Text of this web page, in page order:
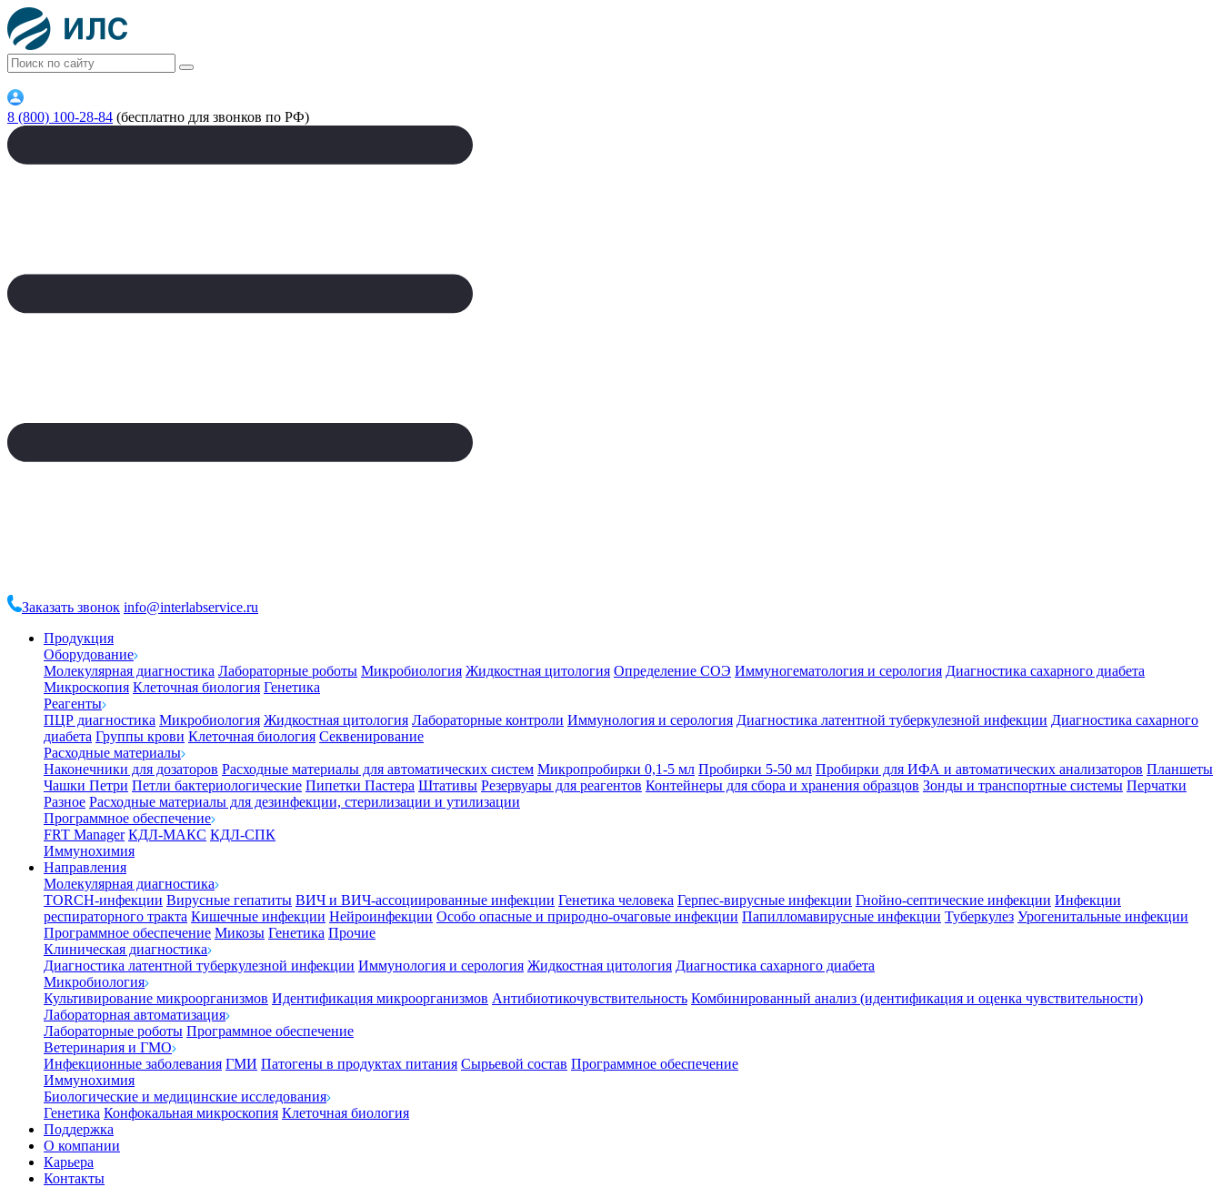
8 (800) 100-28-84 (бесплатно для звонков по РФ)
Заказать звонок info@interlabservice.ru
Продукция
Оборудование
Молекулярная диагностика Лабораторные роботы Микробиология Жидкостная цитология Определение СОЭ Иммуногематология и серология Диагностика сахарного диабета
Микроскопия Клеточная биология Генетика
Реагенты
ПЦР диагностика Микробиология Жидкостная цитология Лабораторные контроли Иммунология и серология Диагностика латентной туберкулезной инфекции Диагностика сахарного
диабета Группы крови Клеточная биология Секвенирование
Расходные материалы
Наконечники для дозаторов Расходные материалы для автоматических систем Микропробирки 0,1-5 мл Пробирки 5-50 мл Пробирки для ИФА и автоматических анализаторов Планшеты
Чашки Петри Петли бактериологические Пипетки Пастера Штативы Резервуары для реагентов Контейнеры для сбора и хранения образцов Зонды и транспортные системы Перчатки
Разное Расходные материалы для дезинфекции, стерилизации и утилизации
Программное обеспечение
FRT Manager КДЛ-МАКС КДЛ-СПК
Иммунохимия
Направления
Молекулярная диагностика
TORCH-инфекции Вирусные гепатиты ВИЧ и ВИЧ-ассоциированные инфекции Генетика человека Герпес-вирусные инфекции Гнойно-септические инфекции Инфекции
респираторного тракта Кишечные инфекции Нейроинфекции Особо опасные и природно-очаговые инфекции Папилломавирусные инфекции Туберкулез Урогенитальные инфекции
Программное обеспечение Микозы Генетика Прочие
Клиническая диагностика
Диагностика латентной туберкулезной инфекции Иммунология и серология Жидкостная цитология Диагностика сахарного диабета
Микробиология
Культивирование микроорганизмов Идентификация микроорганизмов Антибиотикочувствительность Комбинированный анализ (идентификация и оценка чувствительности)
Лабораторная автоматизация
Лабораторные роботы Программное обеспечение
Ветеринария и ГМО
Инфекционные заболевания ГМИ Патогены в продуктах питания Сырьевой состав Программное обеспечение
Иммунохимия
Биологические и медицинские исследования
Генетика Конфокальная микроскопия Клеточная биология
Поддержка
О компании
Карьера
Контакты